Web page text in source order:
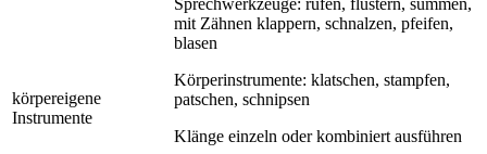
körpereigene
Instrumente
mit Zähnen klappern, schnalzen, pfeifen,
blasen
Körperinstrumente: klatschen, stampfen,
patschen, schnipsen
Klänge einzeln oder kombiniert ausführen